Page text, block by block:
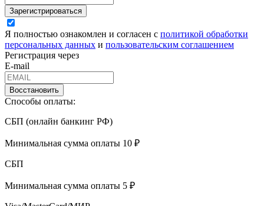
Зарегистрироваться
Я полностью ознакомлен и согласен с политикой обработки
персональных данных и пользовательским соглашением
Регистрация через
E-mail
Восстановить
Способы оплаты:
СБП (онлайн банкинг РФ)
Минимальная сумма оплаты 10 ₽
СБП
Минимальная сумма оплаты 5 ₽